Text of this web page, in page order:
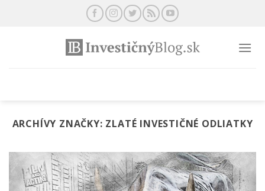
ARCHÍVY ZNAČKY: ZLATÉ INVESTIČNÉ ODLIATKY